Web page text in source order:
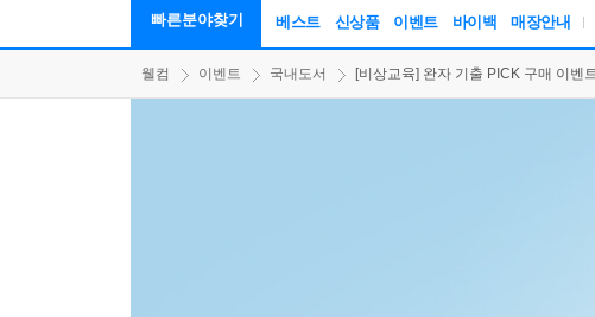
빠른분야찾기 베스트 신상품 이벤트 바이백 매장안내
웰컴 이벤트 국내도서 [비상교육] 완자 기출 PICK 구매 이